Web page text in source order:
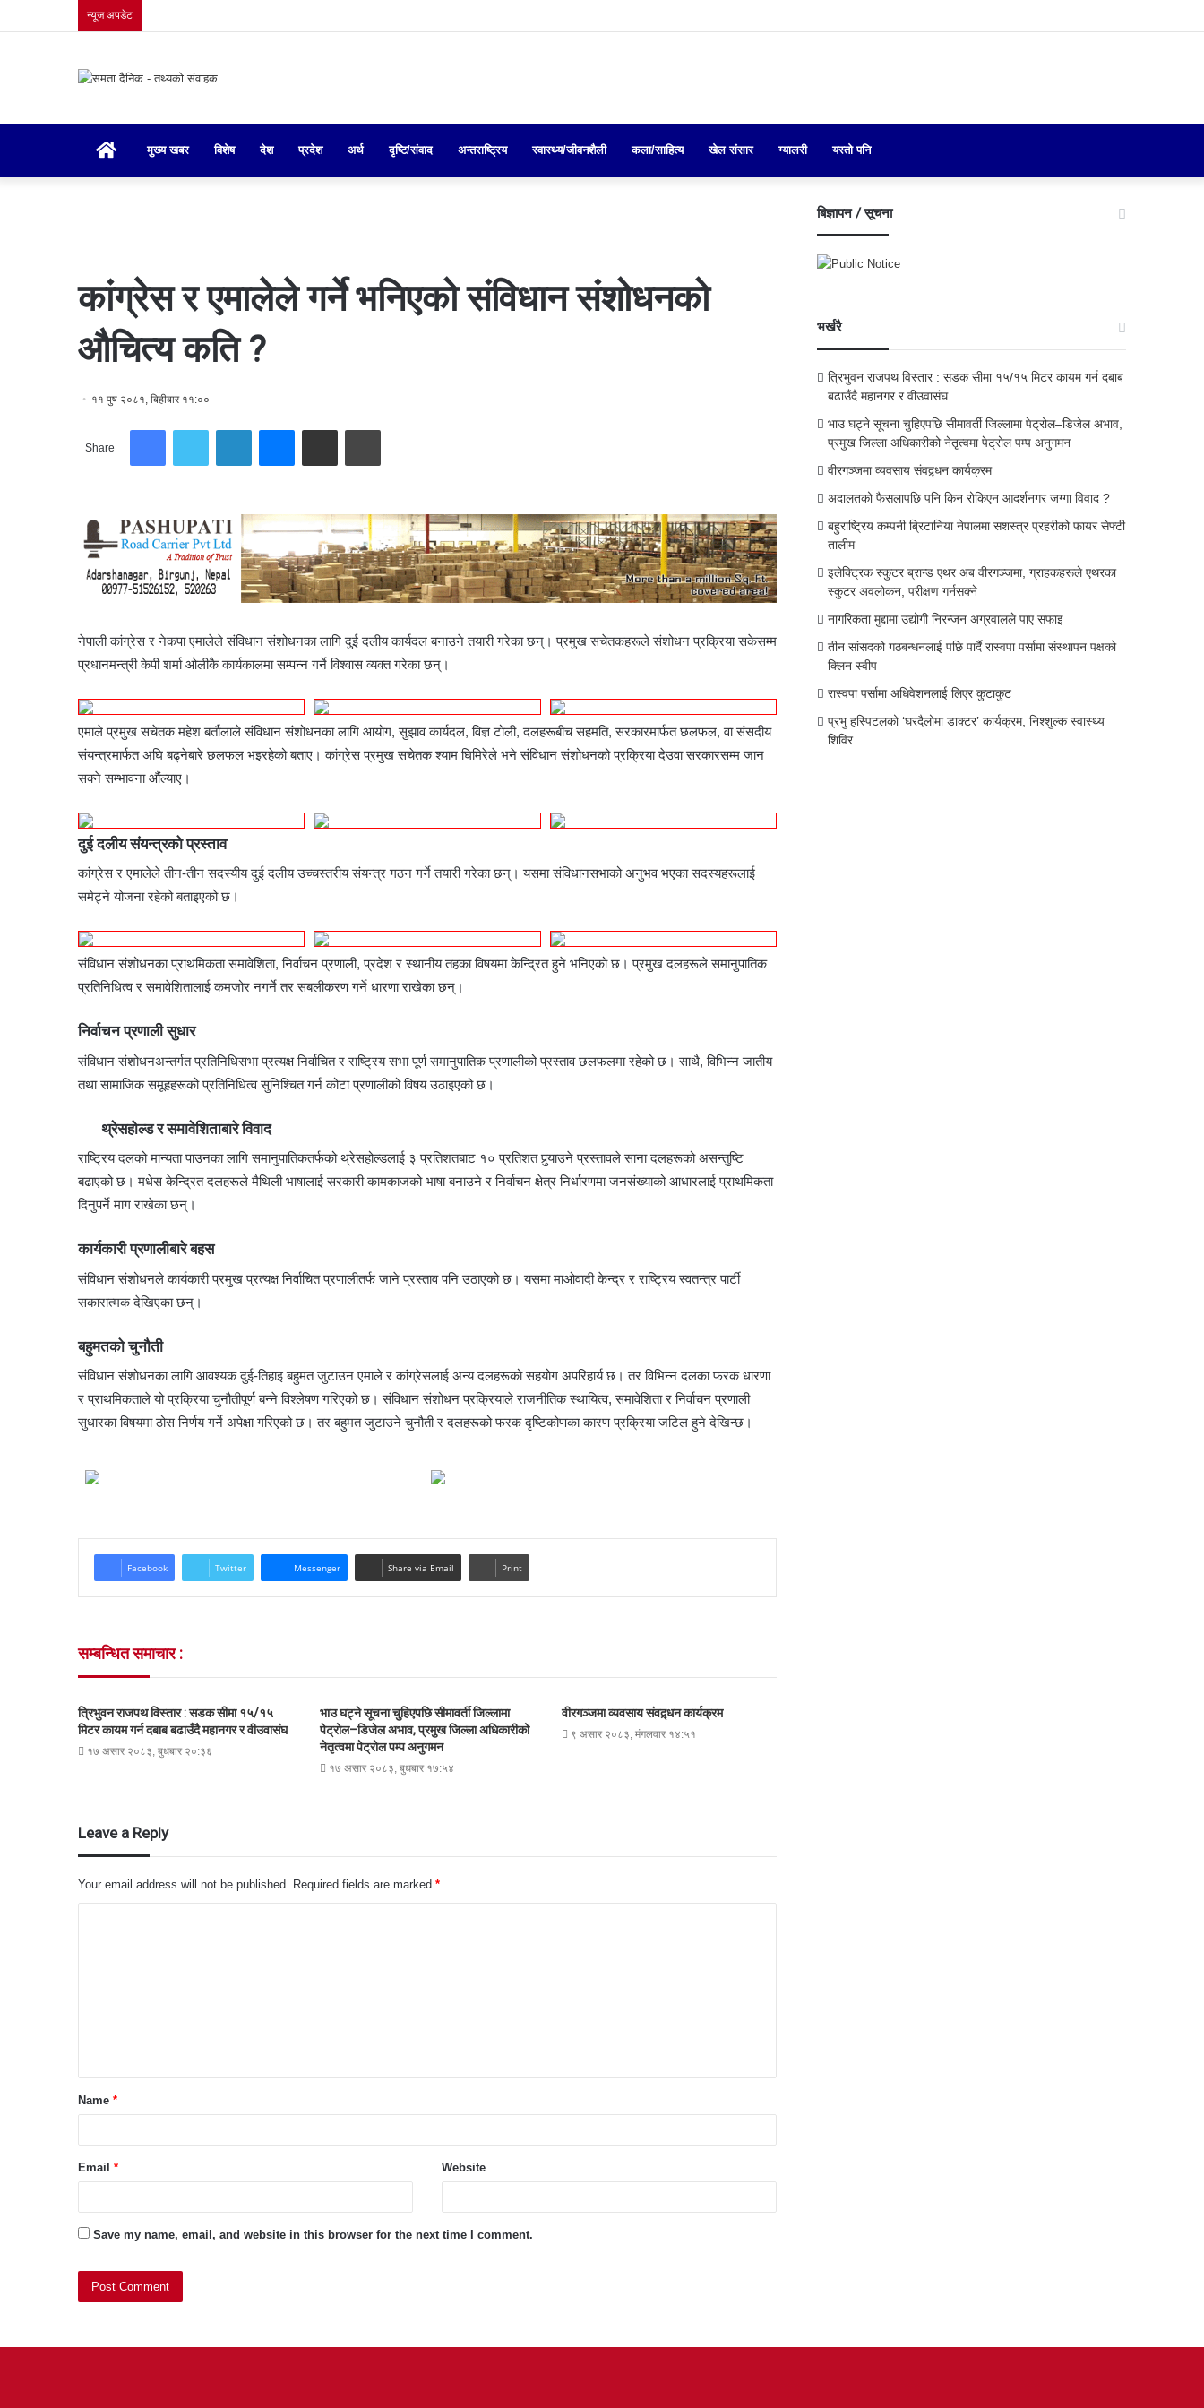
न्यूज अपडेट
गृहपृष्ठ मुख्य खबर विशेष देश प्रदेश अर्थ दृष्टि/संवाद अन्तराष्ट्रिय स्वास्थ्य/जीवनशैली कला/साहित्य खेल संसार ग्यालरी यस्तो पनि
कांग्रेस र एमालेले गर्ने भनिएको संविधान संशोधनको
औचित्य कति ?
११ पुष २०८१, बिहीबार ११:००
Share
नेपाली कांग्रेस र नेकपा एमालेले संविधान संशोधनका लागि दुई दलीय कार्यदल बनाउने तयारी गरेका छन्। प्रमुख सचेतकहरूले संशोधन प्रक्रिया सकेसम्म
प्रधानमन्त्री केपी शर्मा ओलीकै कार्यकालमा सम्पन्न गर्ने विश्वास व्यक्त गरेका छन्।
एमाले प्रमुख सचेतक महेश बर्तौलाले संविधान संशोधनका लागि आयोग, सुझाव कार्यदल, विज्ञ टोली, दलहरूबीच सहमति, सरकारमार्फत छलफल, वा संसदीय
संयन्त्रमार्फत अघि बढ्नेबारे छलफल भइरहेको बताए। कांग्रेस प्रमुख सचेतक श्याम घिमिरेले भने संविधान संशोधनको प्रक्रिया देउवा सरकारसम्म जान
सक्ने सम्भावना औंल्याए।
दुई दलीय संयन्त्रको प्रस्ताव
कांग्रेस र एमालेले तीन-तीन सदस्यीय दुई दलीय उच्चस्तरीय संयन्त्र गठन गर्ने तयारी गरेका छन्। यसमा संविधानसभाको अनुभव भएका सदस्यहरूलाई
समेट्ने योजना रहेको बताइएको छ।
संविधान संशोधनका प्राथमिकता समावेशिता, निर्वाचन प्रणाली, प्रदेश र स्थानीय तहका विषयमा केन्द्रित हुने भनिएको छ। प्रमुख दलहरूले समानुपातिक
प्रतिनिधित्व र समावेशितालाई कमजोर नगर्ने तर सबलीकरण गर्ने धारणा राखेका छन्।
निर्वाचन प्रणाली सुधार
संविधान संशोधनअन्तर्गत प्रतिनिधिसभा प्रत्यक्ष निर्वाचित र राष्ट्रिय सभा पूर्ण समानुपातिक प्रणालीको प्रस्ताव छलफलमा रहेको छ। साथै, विभिन्न जातीय
तथा सामाजिक समूहहरूको प्रतिनिधित्व सुनिश्चित गर्न कोटा प्रणालीको विषय उठाइएको छ।
थ्रेसहोल्ड र समावेशिताबारे विवाद
राष्ट्रिय दलको मान्यता पाउनका लागि समानुपातिकतर्फको थ्रेसहोल्डलाई ३ प्रतिशतबाट १० प्रतिशत पुर्‍याउने प्रस्तावले साना दलहरूको असन्तुष्टि
बढाएको छ। मधेस केन्द्रित दलहरूले मैथिली भाषालाई सरकारी कामकाजको भाषा बनाउने र निर्वाचन क्षेत्र निर्धारणमा जनसंख्याको आधारलाई प्राथमिकता
दिनुपर्ने माग राखेका छन्।
कार्यकारी प्रणालीबारे बहस
संविधान संशोधनले कार्यकारी प्रमुख प्रत्यक्ष निर्वाचित प्रणालीतर्फ जाने प्रस्ताव पनि उठाएको छ। यसमा माओवादी केन्द्र र राष्ट्रिय स्वतन्त्र पार्टी
सकारात्मक देखिएका छन्।
बहुमतको चुनौती
संविधान संशोधनका लागि आवश्यक दुई-तिहाइ बहुमत जुटाउन एमाले र कांग्रेसलाई अन्य दलहरूको सहयोग अपरिहार्य छ। तर विभिन्न दलका फरक धारणा
र प्राथमिकताले यो प्रक्रिया चुनौतीपूर्ण बन्ने विश्लेषण गरिएको छ। संविधान संशोधन प्रक्रियाले राजनीतिक स्थायित्व, समावेशिता र निर्वाचन प्रणाली
सुधारका विषयमा ठोस निर्णय गर्ने अपेक्षा गरिएको छ। तर बहुमत जुटाउने चुनौती र दलहरूको फरक दृष्टिकोणका कारण प्रक्रिया जटिल हुने देखिन्छ।
Facebook Twitter Messenger Share via Email Print
सम्बन्धित समाचार :
त्रिभुवन राजपथ विस्तार : सडक सीमा १५/१५
मिटर कायम गर्न दबाब बढाउँदै महानगर र वीउवासंघ
१७ असार २०८३, बुधबार २०:३६
भाउ घट्ने सूचना चुहिएपछि सीमावर्ती जिल्लामा
पेट्रोल–डिजेल अभाव, प्रमुख जिल्ला अधिकारीको
नेतृत्वमा पेट्रोल पम्प अनुगमन
१७ असार २०८३, बुधबार १७:५४
वीरगञ्जमा व्यवसाय संवद्र्धन कार्यक्रम
९ असार २०८३, मंगलवार १४:५१
Leave a Reply
Your email address will not be published. Required fields are marked *
t
*Name *
Email * Website
Save my name, email, and website in this browser for the next time I comment.
बिज्ञापन / सूचना
भर्खरै
त्रिभुवन राजपथ विस्तार : सडक सीमा १५/१५ मिटर कायम गर्न दबाब
बढाउँदै महानगर र वीउवासंघ
भाउ घट्ने सूचना चुहिएपछि सीमावर्ती जिल्लामा पेट्रोल–डिजेल अभाव,
प्रमुख जिल्ला अधिकारीको नेतृत्वमा पेट्रोल पम्प अनुगमन
वीरगञ्जमा व्यवसाय संवद्र्धन कार्यक्रम
अदालतको फैसलापछि पनि किन रोकिएन आदर्शनगर जग्गा विवाद ?
बहुराष्ट्रिय कम्पनी ब्रिटानिया नेपालमा सशस्त्र प्रहरीको फायर सेफ्टी
तालीम
इलेक्ट्रिक स्कुटर ब्रान्ड एथर अब वीरगञ्जमा, ग्राहकहरूले एथरका
स्कुटर अवलोकन, परीक्षण गर्नसक्ने
नागरिकता मुद्दामा उद्योगी निरन्जन अग्रवालले पाए सफाइ
तीन सांसदको गठबन्धनलाई पछि पार्दै रास्वपा पर्सामा संस्थापन पक्षको
क्लिन स्वीप
रास्वपा पर्सामा अधिवेशनलाई लिएर कुटाकुट
प्रभु हस्पिटलको ‘घरदैलोमा डाक्टर’ कार्यक्रम, निश्शुल्क स्वास्थ्य
शिविर